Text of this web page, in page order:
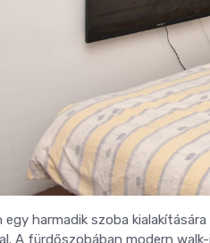
egy harmadik szoba
A fürdőszobában modern